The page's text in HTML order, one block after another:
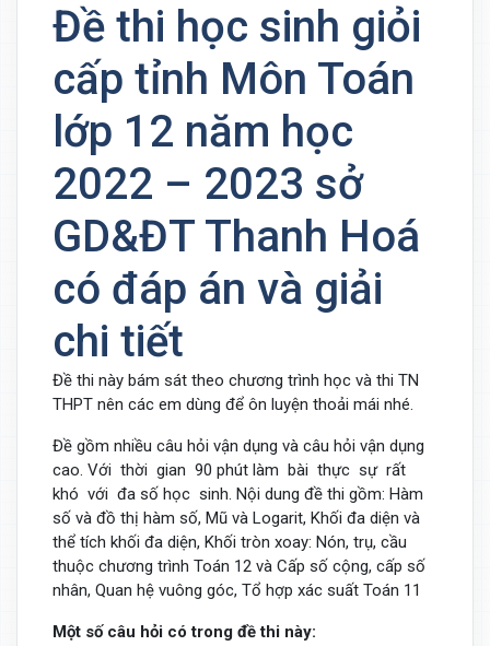
Đề thi học sinh giỏi
cấp tỉnh Môn Toán
lớp 12 năm học
2022 – 2023 sở
GD&ĐT Thanh Hoá
có đáp án và giải
chi tiết
Đề thi này bám sát theo chương trình học và thi TN
THPT nên các em dùng để ôn luyện thoải mái nhé.
Đề gồm nhiều câu hỏi vận dụng và câu hỏi vận dụng
cao. Với thời gian 90 phút làm bài thực sự rất
khó với đa số học sinh. Nội dung đề thi gồm: Hàm
số và đồ thị hàm số, Mũ và Logarit, Khối đa diện và
thể tích khối đa diện, Khối tròn xoay: Nón, trụ, cầu
thuộc chương trình Toán 12 và Cấp số cộng, cấp số
nhân, Quan hệ vuông góc, Tổ hợp xác suất Toán 11
Một số câu hỏi có trong đề thi này: